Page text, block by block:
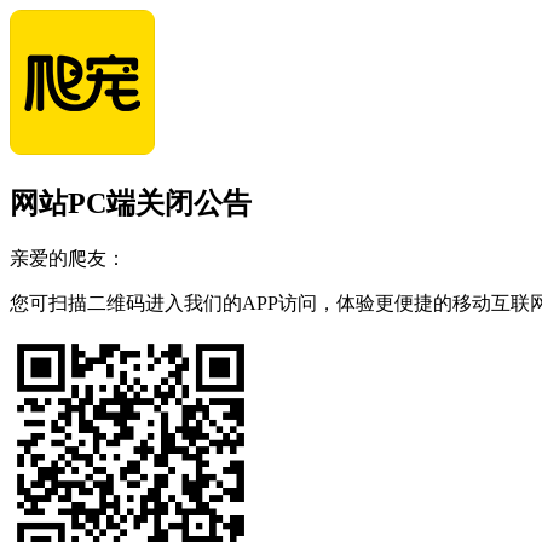
网站PC端关闭公告
亲爱的爬友：
您可扫描二维码进入我们的APP访问，体验更便捷的移动互联